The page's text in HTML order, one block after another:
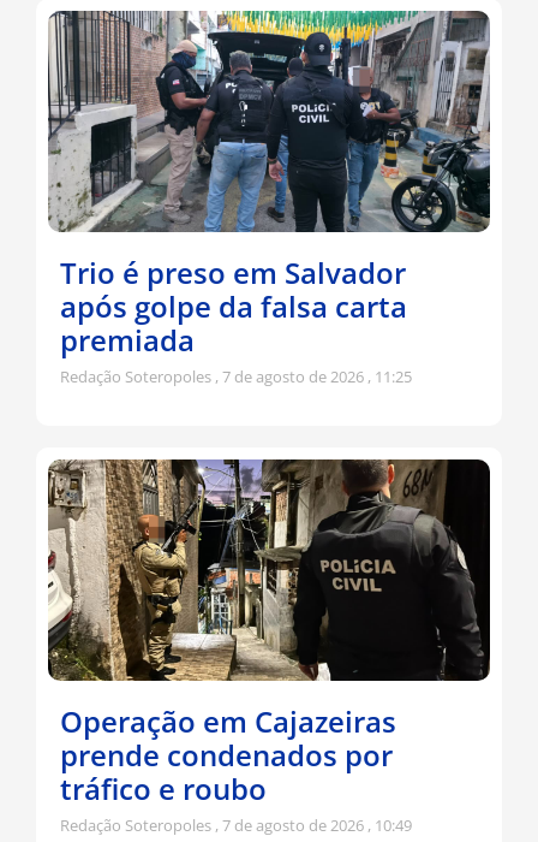
Trio é preso em Salvador
após golpe da falsa carta
premiada
Redação Soteropoles 7 de agosto de 2026 11:25
Operação em Cajazeiras
prende condenados por
tráfico e roubo
Redação Soteropoles 7 de agosto de 2026 10:49